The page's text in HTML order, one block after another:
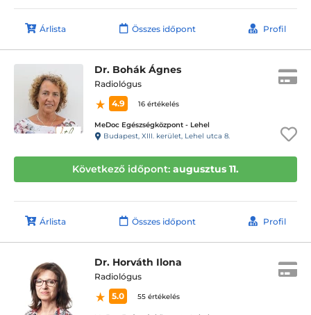
Árlista Összes időpont Profil
Dr. Bohák Ágnes
Radiológus
4.9
16 értékelés
MeDoc Egészségközpont - Lehel
Budapest, XIII. kerület, Lehel utca 8.
Következő időpont: augusztus 11.
Árlista Összes időpont Profil
Dr. Horváth Ilona
Radiológus
5.0
55 értékelés